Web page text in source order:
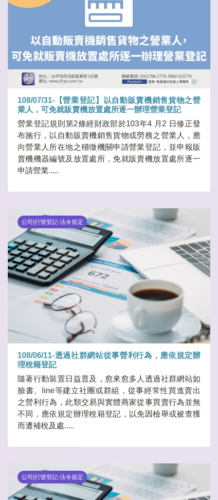
108/07/31-【營業登記】以自動販賣機銷售貨物之營
業人，可免就販賣機放置處所逐一辦理營業登記
營業登記規則第2條經財政部於103年4 月2 日修正發
布施行，以自動販賣機銷售貨物或勞務之營業人，應
向營業人所在地之稽徵機關申請營業登記，並申報販
賣機機器編號及放置處所，免就販賣機放置處所逐一
申請營業.....
公司|行號登記-法令規定
108/06/11-透過社群網站從事營利行為，應依規定辦
理稅籍登記
隨著行動裝置日益普及，愈來愈多人透過社群網站如
臉書、line等建立社團或群組，從事經常性買進賣出
之營利行為，此類交易與實體商家從事買賣行為並無
不同，應依規定辦理稅籍登記，以免因檢舉或被查獲
而遭補稅及處.....
公司|行號登記-法令規定